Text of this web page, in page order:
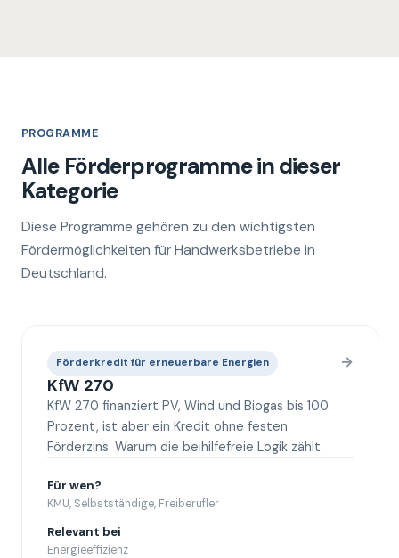
PROGRAMME
Alle Förderprogramme in dieser
Kategorie
Diese Programme gehören zu den wichtigsten
Fördermöglichkeiten für Handwerksbetriebe in
Deutschland.
Förderkredit für erneuerbare Energien →
KfW 270
KfW 270 finanziert PV, Wind und Biogas bis 100
Prozent, ist aber ein Kredit ohne festen
Förderzins. Warum die beihilfefreie Logik zählt.
Für wen?
KMU, Selbstständige, Freiberufler
Relevant bei
Energieeffizienz